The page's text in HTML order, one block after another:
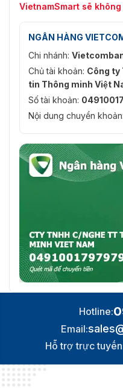
VietnamSmart sẽ
NGÂN HÀNG
Chi nhánh:
Chủ tài khoản: Công ty
tin Thông minh Việt
Số tài khoản:
Nội dung chuyển khoản:
Hotline:
Email:
Hỗ trợ trực